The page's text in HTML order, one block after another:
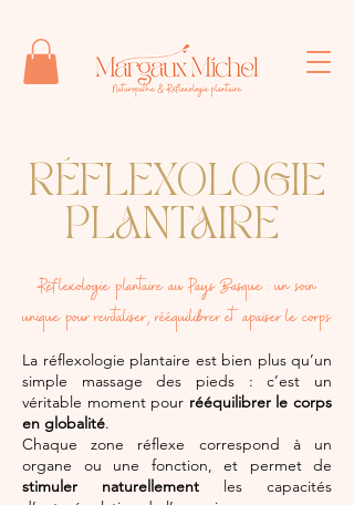
RÉFLEXOLOGIE
PLANTAIRE
Réflexologie plantaire au Pays Basque : un soin
unique pour revitaliser, rééquilibrer et apaiser le corps
La réflexologie plantaire est bien plus qu’un
simple massage des pieds : c’est un
véritable moment pour rééquilibrer le corps
en globalité.
Chaque zone réflexe correspond à un
organe ou une fonction, et permet de
stimuler naturellement les capacités